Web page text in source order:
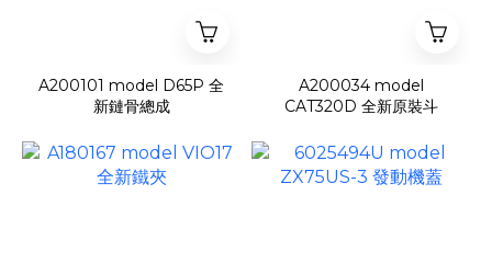
A200101 model D65P 全
新鏈骨總成
A200034 model
CAT320D 全新原裝斗